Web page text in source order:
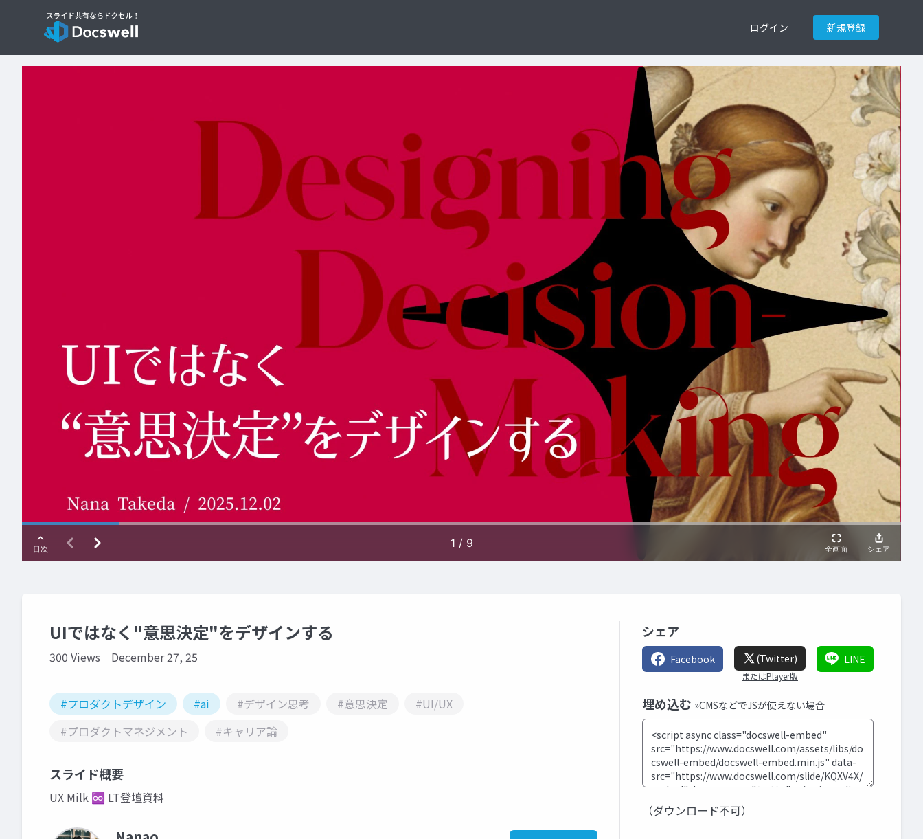
ログイン 新規登録
UIではなく"意思決定"をデザインする
300 Views December 27, 25
#プロダクトデザイン #ai #デザイン思考 #意思決定
#UI/UX
#プロダクトマネジメント
#キャリア論
スライド概要
UX Milk ♾️ LT登壇資料
シェア
Facebook (Twitter)
またはPlayer版
LINE
埋め込む »CMSなどでJSが使えない場合
（ダウンロード不可）